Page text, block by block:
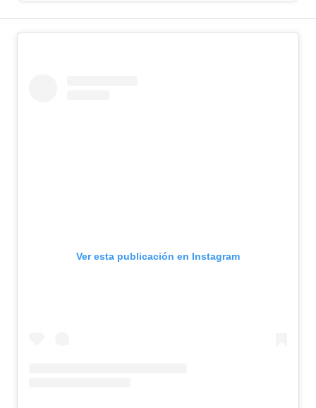
Ver esta publicación en Instagram